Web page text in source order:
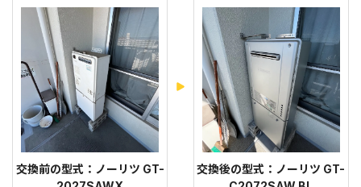
交換前の型式：ノーリツ GT-
交換後の型式：ノーリツ GT-